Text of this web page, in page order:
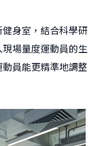
身室，結合科學研
場量度運動員的生
員能更精準地調整